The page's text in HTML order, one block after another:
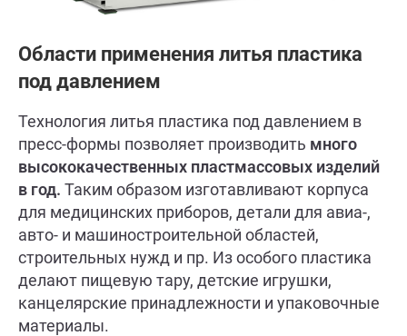
Области применения литья пластика
под давлением
Технология литья пластика под давлением в
пресс-формы позволяет производить много
высококачественных пластмассовых изделий
в год. Таким образом изготавливают корпуса
для медицинских приборов, детали для авиа-,
авто- и машиностроительной областей,
строительных нужд и пр. Из особого пластика
делают пищевую тару, детские игрушки,
канцелярские принадлежности и упаковочные
материалы.